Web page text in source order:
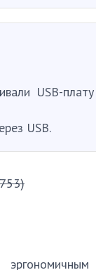
USB-плату
USB.